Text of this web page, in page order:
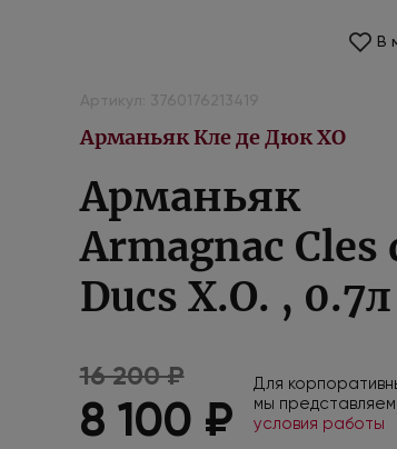
В
Арманьяк Кле де Дюк ХО
Арманьяк
Armagnac Cles
Ducs X.O. , 0.7л
16 200 ₽
8 100 ₽
Для
мы
условия работы